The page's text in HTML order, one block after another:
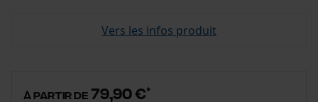
Vers les infos produit
à partir de 79,90 €*